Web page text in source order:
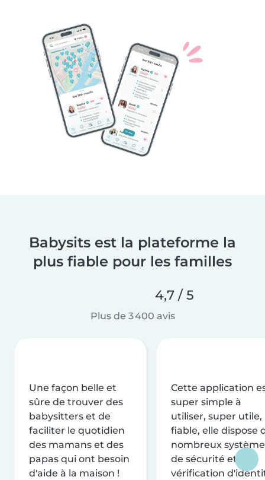
Babysits est la plateforme la
plus fiable pour les familles
4,7 / 5
Plus de 3 400 avis
Une façon belle et
sûre de trouver des
babysitters et de
faciliter le quotidien
des mamans et des
papas qui ont besoin
d'aide à la maison !
Cette application
super simple à
utiliser, super utile,
fiable, elle dispose
nombreux
de sécurité et de
vérification